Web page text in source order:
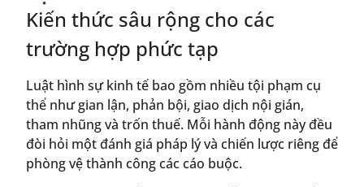
Kiến thức sâu rộng cho các
trường hợp phức tạp
Luật hình sự kinh tế bao gồm nhiều tội phạm cụ
thể như gian lận, phản bội, giao dịch nội gián,
tham nhũng và trốn thuế. Mỗi hành động này đều
đòi hỏi một đánh giá pháp lý và chiến lược riêng để
phòng vệ thành công các cáo buộc.